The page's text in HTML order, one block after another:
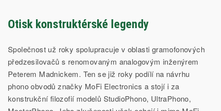
Otisk konstruktérské legendy
Společnost už roky spolupracuje v oblasti gramofonových
předzesilovačů s renomovaným analogovým inženýrem
Peterem Madnickem. Ten se již roky podílí na návrhu
phono obvodů značky MoFi Electronics a stojí i za
konstrukční filozofií modelů StudioPhono, UltraPhono,